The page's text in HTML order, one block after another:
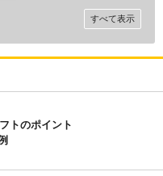
すべて表示
トのポイント